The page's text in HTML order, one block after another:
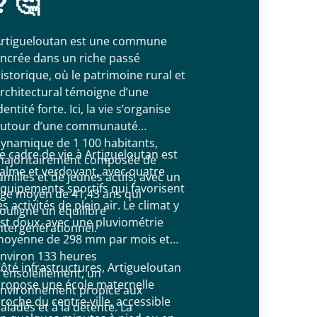
est une commune
dans un riche passé
où le patrimoine rural et
témoigne d’une
forte. Ici, la vie s’organise
d’une communauté
de 1 100 habitants,
composée de
et de jeunes actifs, avec un
moyen de 41,43 ans qui
un équilibre
cadre de vie à Artigueloutan est
et verdoyant, avec quatre
sportifs qui favorisent
activités de plein air. Le climat y
doux, avec une pluviométrie
de 298 mm par mois et
133 heures
un
propice aux
et à la détente. La
infrastructures, Artigueloutan
une école maternelle
du centre-ville, accessible